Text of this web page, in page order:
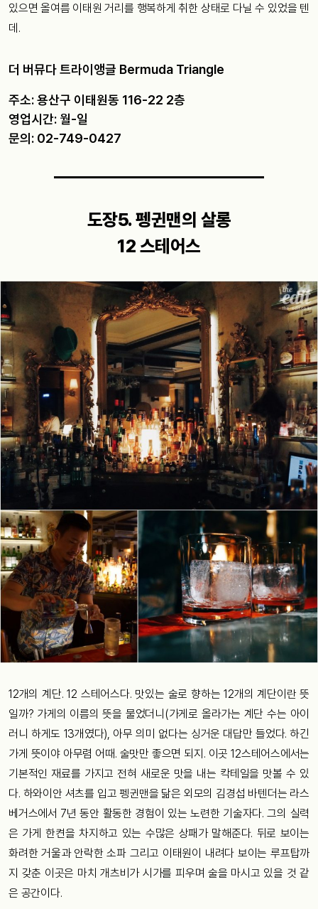
있으면 올여름 이태원 거리를 행복하게 취한 상태로 다닐 수 있었을 텐
데.
더 버뮤다 트라이앵글 Bermuda Triangle
주소: 용산구 이태원동 116-22 2층
영업시간: 월-일
문의: 02-749-0427
도장5. 펭귄맨의 살롱
12 스테어스
12개의 계단. 12 스테어스다. 맛있는 술로 향하는 12개의 계단이란 뜻
일까? 가게의 이름의 뜻을 물었더니(가게로 올라가는 계단 수는 아이
러니 하게도 13개였다), 아무 의미 없다는 싱거운 대답만 들었다. 하긴
가게 뜻이야 아무렴 어때. 술맛만 좋으면 되지. 이곳 12스테어스에서는
기본적인 재료를 가지고 전혀 새로운 맛을 내는 칵테일을 맛볼 수 있
다. 하와이안 셔츠를 입고 펭귄맨을 닮은 외모의 김경섭 바텐더는 라스
베거스에서 7년 동안 활동한 경험이 있는 노련한 기술자다. 그의 실력
은 가게 한켠을 차지하고 있는 수많은 상패가 말해준다. 뒤로 보이는
화려한 거울과 안락한 소파 그리고 이태원이 내려다 보이는 루프탑까
지 갖춘 이곳은 마치 개츠비가 시가를 피우며 술을 마시고 있을 것 같
은 공간이다.